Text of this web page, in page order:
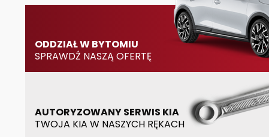
ODDZIAŁ W BYTOMIU
SPRAWDŹ NASZĄ OFERTĘ
AUTORYZOWANY SERWIS KIA
TWOJA KIA W NASZYCH RĘKACH